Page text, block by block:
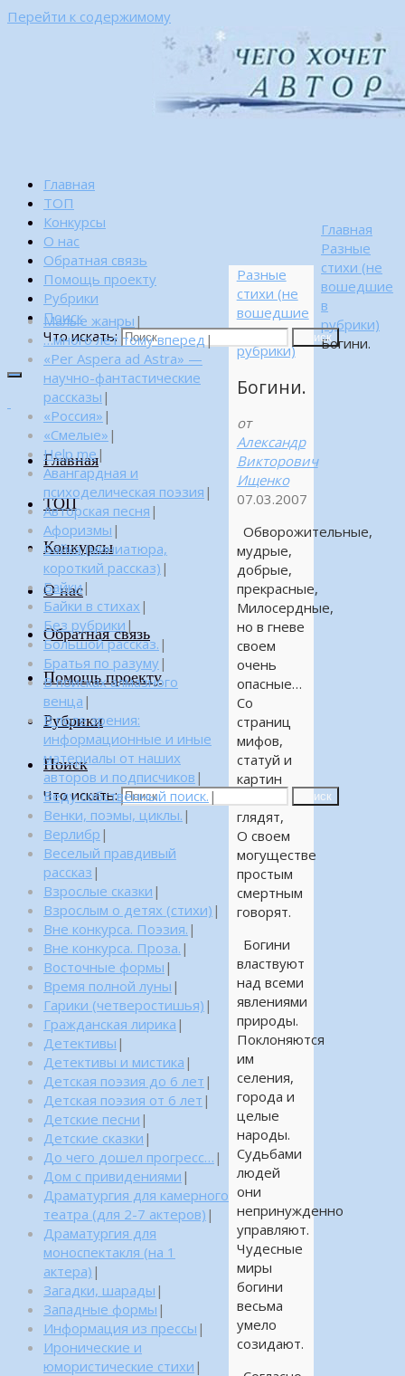
Перейти к содержимому
Главная
ТОП
Конкурсы
О нас
Обратная связь
Помощь проекту
Рубрики
Поиск
Что искать:
Поиск
Главная
ТОП
Конкурсы
О нас
Обратная связь
Помощь проекту
Рубрики
Поиск
Что искать: Поиск
Главная
Разные
стихи (не
вошедшие
в
рубрики)
Богини.
Разные
стихи (не
вошедшие
в
рубрики)
Богини.
от
Александр
Викторович
Ищенко
07.03.2007
Обворожительные,
мудрые,
добрые,
прекрасные,
Милосердные,
но в гневе
своем
очень
опасные…
Со
страниц
мифов,
статуй и
картин
глядят,
О своем
могуществе
простым
смертным
говорят.
Богини
властвуют
над всеми
явлениями
природы.
Поклоняются
им
селения,
города и
целые
народы.
Судьбами
людей
они
непринужденно
управляют.
Чудесные
миры
богини
весьма
умело
созидают.
Малые жанры |
…много лет тому вперед |
«Per Aspera ad Astra» —
научно-фантастические
рассказы |
«Россия» |
«Смелые» |
Help me|
Авангардная и
психоделическая поэзия |
Авторская песня |
Афоризмы |
Байка (миниатюра,
короткий рассказ) |
Байки|
Байки в стихах |
Без рубрики |
Большой рассказ. |
Братья по разуму|
В поисках алмазного
венца |
В поле зрения:
информационные и иные
материалы от наших
авторов и подписчиков |
Веду собственный поиск. |
Венки, поэмы, циклы. |
Верлибр |
Веселый правдивый
рассказ |
Взрослые сказки |
Взрослым о детях (стихи) |
Вне конкурса. Поэзия. |
Вне конкурса. Проза. |
Восточные формы |
Время полной луны |
Гарики (четверостишья) |
Гражданская лирика |
Детективы |
Детективы и мистика |
Детская поэзия до 6 лет |
Детская поэзия от 6 лет |
Детские песни |
Детские сказки |
До чего дошел прогресс… |
Дом с привидениями |
Драматургия для камерного
театра (для 2-7 актеров) |
Драматургия для
моноспектакля (на 1
актера) |
Загадки, шарады |
Западные формы |
Информация из прессы |
Иронические и
юмористические стихи |